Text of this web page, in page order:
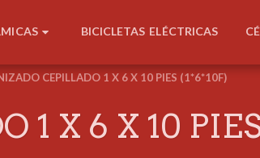
BICICLETAS ELÉCTRICAS
CEPILLADO 1 X 6 X 10 PIES (1*6*10F)
X 6 X 10